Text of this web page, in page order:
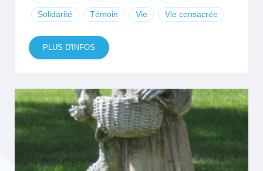
Solidarité Témoin Vie Vie consacrée
PLUS D'INFOS